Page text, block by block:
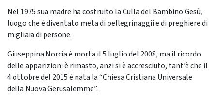
Nel 1975 sua madre ha costruito la Culla del Bambino Gesù,
luogo che è diventato meta di pellegrinaggii e di preghiere di
migliaia di persone.
Giuseppina Norcia è morta il 5 luglio del 2008, ma il ricordo
delle apparizioni è rimasto, anzi si è accresciuto, tant’è che il
4 ottobre del 2015 è nata la “Chiesa Cristiana Universale
della Nuova Gerusalemme”.